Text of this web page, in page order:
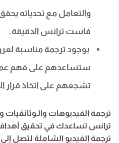
والتعامل مع تحدياته
فاست ترانس الدقيقة.
بوجود ترجمة مناسبة
ستساعدهم على فهم
تشجعهم على اتخاذ قرار
ترجمة الفيديوهات
ترانس تساعدك في تحقيق
ترجمة الفيديو الشاملة لتصل